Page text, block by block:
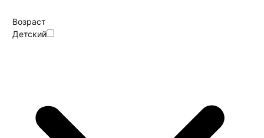
Возраст
Детский